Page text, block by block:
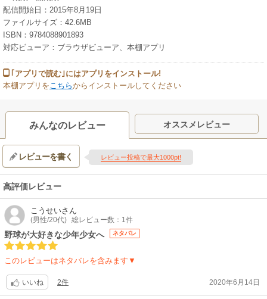
配信開始日：2015年8月19日
ファイルサイズ：42.6MB
ISBN：9784088901893
対応ビューア：ブラウザビューア、本棚アプリ
｢アプリで読む｣にはアプリをインストール!
本棚アプリを こちらからインストールしてください
みんなのレビュー オススメレビュー
レビューを書く レビュー投稿で最大1000pt!
高評価レビュー
こうせいさん
(男性/20代) 総レビュー数：1件
野球が大好きな少年少女へ ネタバレ
このレビューはネタバレを含みます▼
いいね 2件 2020年6月14日